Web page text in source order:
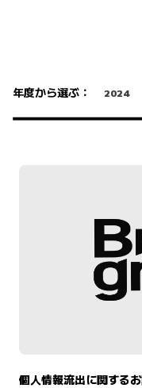
年度から選ぶ： 2024
個人情報流出に関する